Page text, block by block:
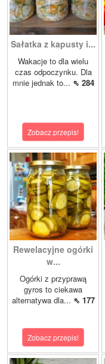
Sałatka z kapusty i...
Wakacje to dla wielu
czas odpoczynku. Dla
mnie jednak to... ⇖ 284
Zobacz przepis!
Rewelacyjne ogórki
w...
Ogórki z przyprawą
gyros to ciekawa
alternatywa dla... ⇖ 177
Zobacz przepis!